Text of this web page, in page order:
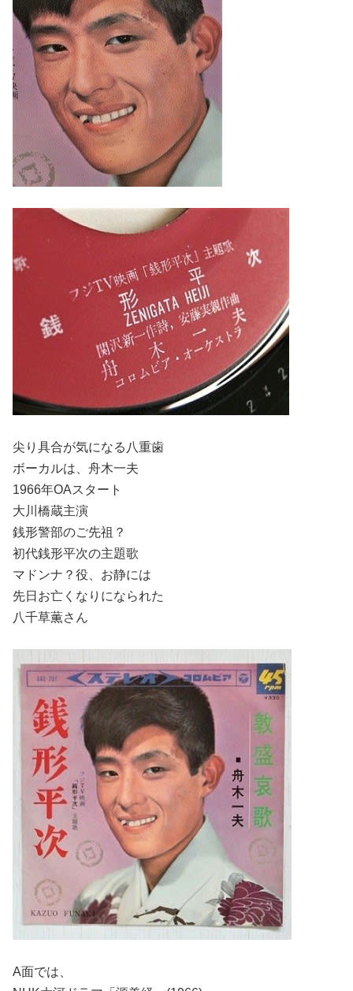
尖り具合が気になる八重歯
ボーカルは、舟木一夫
1966年OAスタート
大川橋蔵主演
銭形警部のご先祖？
初代銭形平次の主題歌
マドンナ？役、お静には
先日お亡くなりになられた
八千草薫さん
A面では、